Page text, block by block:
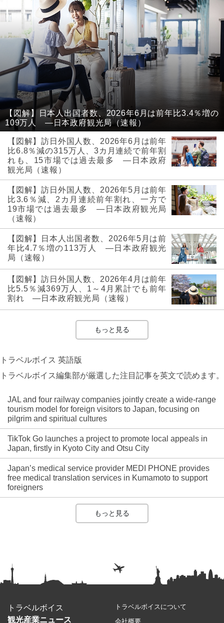
【図解】日本人出国者数、2026年6月は前年比3.4％増の
109万人 ―日本政府観光局（速報）
【図解】訪日外国人数、2026年6月は前年
比6.8％減の315万人、3カ月連続で前年割
れも、15市場では過去最多 ―日本政府
観光局（速報）
【図解】訪日外国人数、2026年5月は前年
比3.6％減、2カ月連続前年割れ、一方で
19市場では過去最多 ―日本政府観光局
（速報）
【図解】日本人出国者数、2026年5月は前
年比4.7％増の113万人 ―日本政府観光
局（速報）
【図解】訪日外国人数、2026年4月は前年
比5.5％減369万人、1～4月累計でも前年
割れ ―日本政府観光局（速報）
もっと見る
トラベルボイス 英語版
トラベルボイス編集部が厳選した注目記事を英文で読めます。
JAL and four railway companies jointly create a wide-range
tourism model for foreign visitors to Japan, focusing on
pilgrim and spiritual cultures
TikTok Go launches a project to promote local appeals in
Japan, firstly in Kyoto City and Otsu City
Japan’s medical service provider MEDI PHONE provides
free medical translation services in Kumamoto to support
foreigners
もっと見る
トラベルボイス
観光産業ニュース
トラベルボイスについて
会社概要